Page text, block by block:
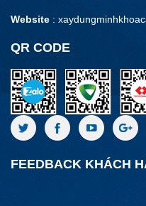
Website :
QR CODE
FEEDBACK KHÁCH
Thiết
khá an
Thiết
khá an